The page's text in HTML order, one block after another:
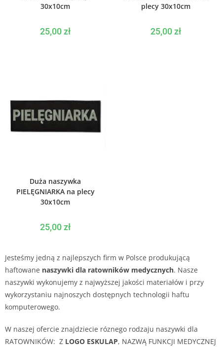
30x10cm
25,00zł
plecy 30x10cm
25,00zł
Duża naszywka
PIELĘGNIARKA na plecy
30x10cm
25,00zł
Jesteśmy jedną z najlepszych firm w Polsce produkującą
haftowane naszywki dla ratowników medycznych. Nasze
naszywki wykonujemy z najwyższej jakości materiałów i przy
wykorzystaniu najnoszych dostępnych technologii haftu
komputerowego.
W naszej ofercie znajdziecie róznego rodzaju naszywki dla
RATOWNIKÓW: Z LOGO ESKULAP, NAZWĄ FUNKCJI MEDYCZNEJ